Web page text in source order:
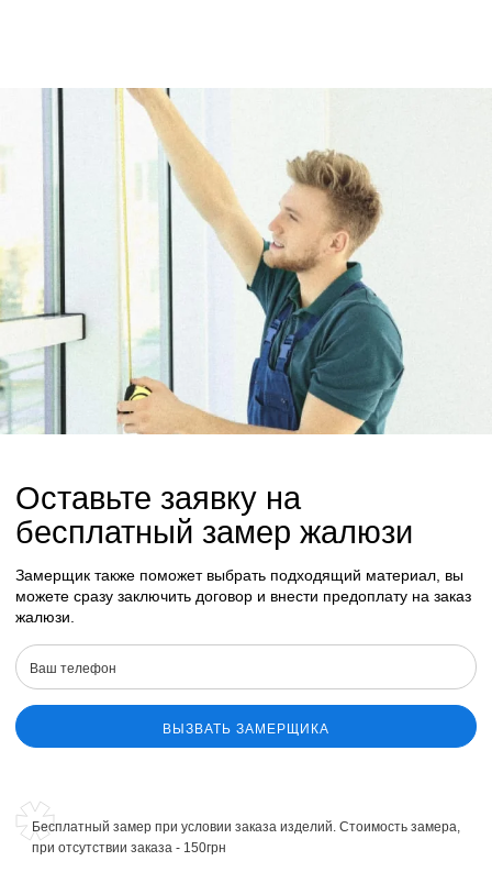
Оставьте заявку на
бесплатный замер жалюзи
Замерщик также поможет выбрать подходящий материал, вы
можете сразу заключить договор и внести предоплату на заказ
жалюзи.
ВЫЗВАТЬ ЗАМЕРЩИКА
Бесплатный замер при условии заказа изделий. Стоимость замера,
при отсутствии заказа - 150грн